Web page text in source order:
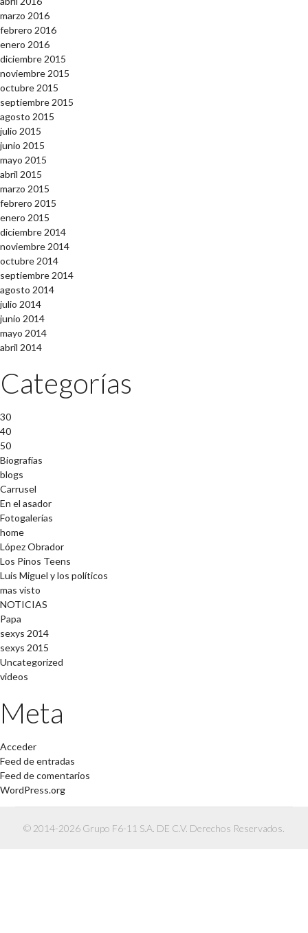
marzo 2016
febrero 2016
enero 2016
diciembre 2015
noviembre 2015
octubre 2015
septiembre 2015
agosto 2015
julio 2015
junio 2015
mayo 2015
abril 2015
marzo 2015
febrero 2015
enero 2015
diciembre 2014
noviembre 2014
octubre 2014
septiembre 2014
agosto 2014
julio 2014
junio 2014
mayo 2014
abril 2014
Categorías
30
40
50
Biografías
blogs
Carrusel
En el asador
Fotogalerías
home
López Obrador
Los Pinos Teens
Luis Miguel y los políticos
mas visto
NOTICIAS
Papa
sexys 2014
sexys 2015
Uncategorized
videos
Meta
Acceder
Feed de entradas
Feed de comentarios
WordPress.org
© 2014-2026 Grupo F6-11 S.A. DE C.V. Derechos Reservados.